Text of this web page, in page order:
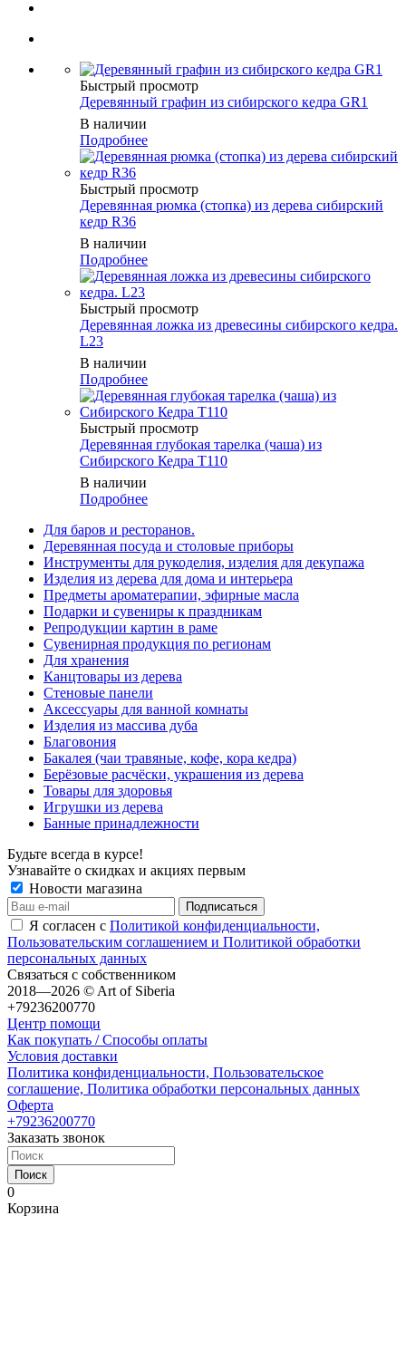
Быстрый просмотр
Деревянный графин из сибирского кедра GR1
В наличии
Подробнее
Быстрый просмотр
Деревянная рюмка (стопка) из дерева сибирский
кедр R36
В наличии
Подробнее
Быстрый просмотр
Деревянная ложка из древесины сибирского кедра.
L23
В наличии
Подробнее
Быстрый просмотр
Деревянная глубокая тарелка (чаша) из
Сибирского Кедра T110
В наличии
Подробнее
Для баров и ресторанов.
Деревянная посуда и столовые приборы
Инструменты для рукоделия, изделия для декупажа
Изделия из дерева для дома и интерьера
Предметы ароматерапии, эфирные масла
Подарки и сувениры к праздникам
Репродукции картин в раме
Сувенирная продукция по регионам
Для хранения
Канцтовары из дерева
Стеновые панели
Аксессуары для ванной комнаты
Изделия из массива дуба
Благовония
Бакалея (чаи травяные, кофе, кора кедра)
Берёзовые расчёски, украшения из дерева
Товары для здоровья
Игрушки из дерева
Банные принадлежности
Будьте всегда в курсе!
Узнавайте о скидках и акциях первым
Новости магазина
Я согласен с Политикой конфиденциальности,
Пользовательским соглашением и Политикой обработки
персональных данных
Связаться с собственником
2018—2026 © Art of Siberia
+79236200770
Центр помощи
Как покупать / Способы оплаты
Условия доставки
Политика конфиденциальности, Пользовательское
соглашение, Политика обработки персональных данных
Оферта
+79236200770
Заказать звонок
Поиск
0
Корзина